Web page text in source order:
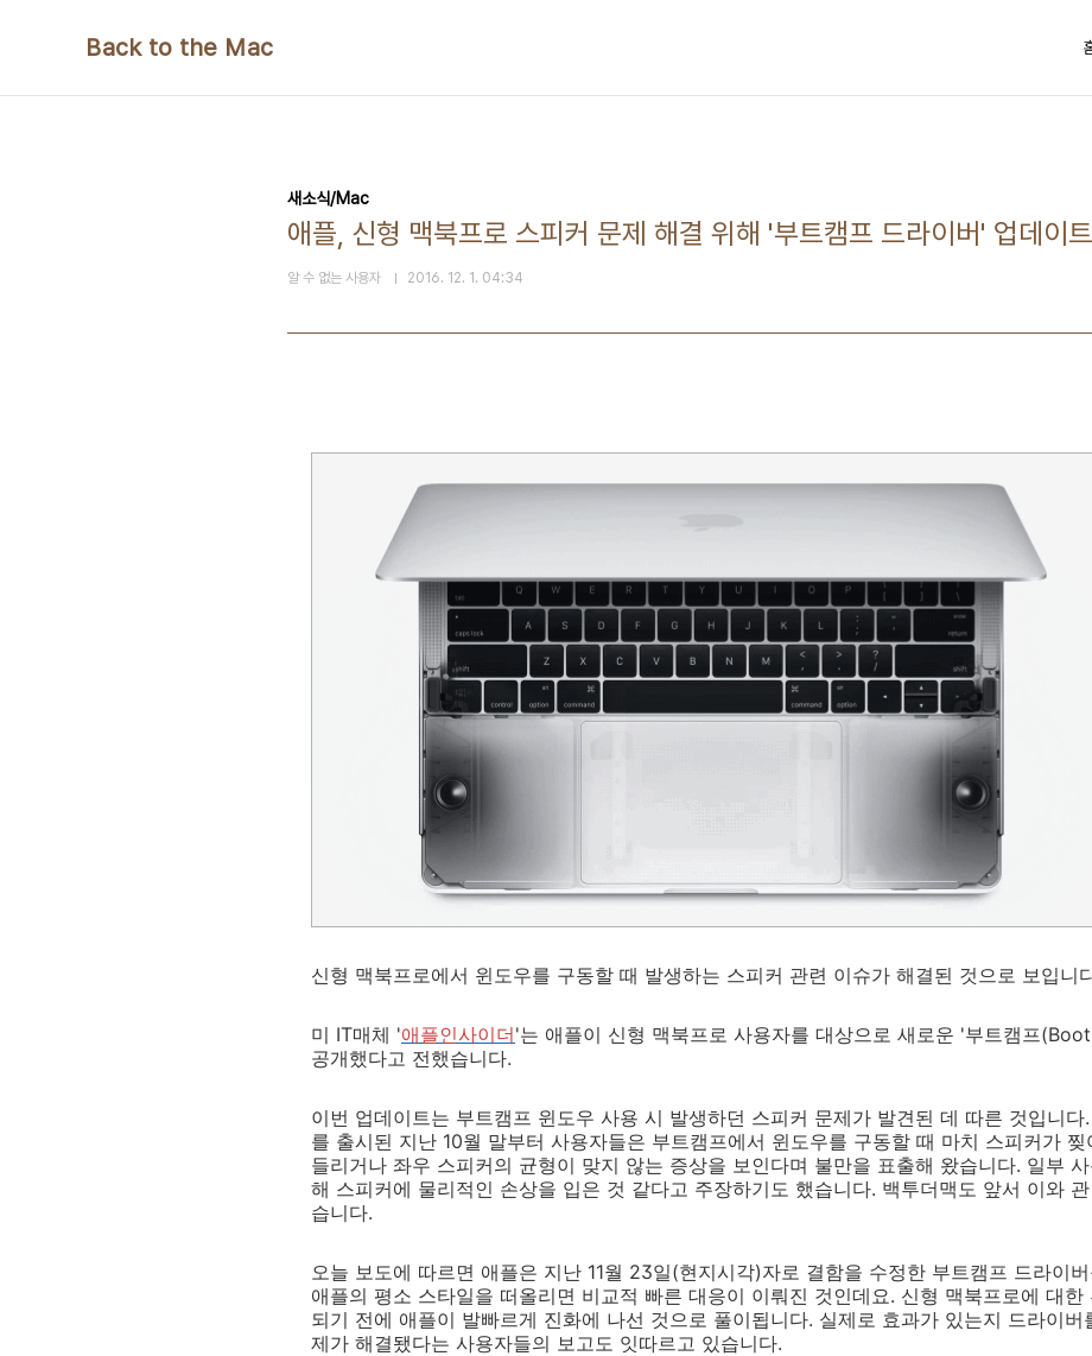
Back to the Mac
새소식/Mac
애플, 신형 맥북프로 스피커 문제 해결 위해 '부트캠프 드라이버' 업데이트
알 수 없는 사용자 2016. 12. 1. 04:34
신형 맥북프로에서 윈도우를 구동할 때 발생하는 스피커 관련 이슈가 해결된 것으로 보입니
미 IT매체 '애플인사이더'는 애플이 신형 맥북프로 사용자를 대상으로 새로운 '부트캠프
공개했다고 전했습니다.
이번 업데이트는 부트캠프 윈도우 사용 시 발생하던 스피커 문제가 발견된 데 따른 것입니
를 출시된 지난 10월 말부터 사용자들은 부트캠프에서 윈도우를 구동할 때 마치 스피커가
들리거나 좌우 스피커의 균형이 맞지 않는 증상을 보인다며 불만을 표출해 왔습니다. 일부
해 스피커에 물리적인 손상을 입은 것 같다고 주장하기도 했습니다. 백투더맥도 앞서 이와 관
습니다.
오늘 보도에 따르면 애플은 지난 11월 23일(현지시각)자로 결함을 수정한 부트캠프 드라이
애플의 평소 스타일을 떠올리면 비교적 빠른 대응이 이뤄진 것인데요. 신형 맥북프로에 대
되기 전에 애플이 발빠르게 진화에 나선 것으로 풀이됩니다. 실제로 효과가 있는지 드라이버
제가 해결됐다는 사용자들의 보고도 잇따르고 있습니다.